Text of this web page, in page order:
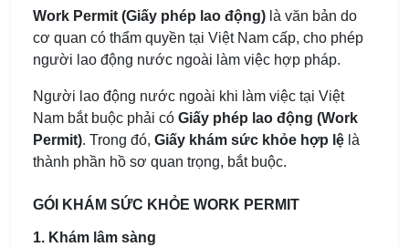
Work Permit (Giấy phép lao động) là văn bản do
cơ quan có thẩm quyền tại Việt Nam cấp, cho phép
người lao động nước ngoài làm việc hợp pháp.
Người lao động nước ngoài khi làm việc tại Việt
Nam bắt buộc phải có Giấy phép lao động (Work
Permit). Trong đó, Giấy khám sức khỏe hợp lệ là
thành phần hồ sơ quan trọng, bắt buộc.
GÓI KHÁM SỨC KHỎE WORK PERMIT
1. Khám lâm sàng